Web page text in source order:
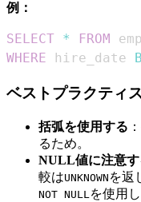
例：
SELECT * FROM
WHERE hire_date
ベストプラクティス
括弧を使用する
るため。
NULL値に注意す
較はUNKNOWN を返
NOT NULL を使用